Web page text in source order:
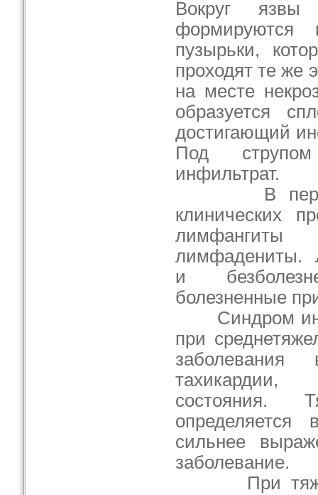
Вокруг
формируются
пузырьки,
проходят те же
на месте
образуется
достигающий
Под
инфильтрат.
В период
клинических
лимфадениты.
и
болезненные
Синдром
при
состояния.
определяется
сильнее
заболевание.
При